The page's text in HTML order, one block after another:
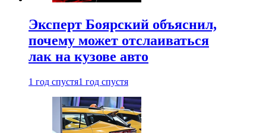
Эксперт Боярский объяснил,
почему может отслаиваться
лак на кузове авто
1 год спустя1 год спустя